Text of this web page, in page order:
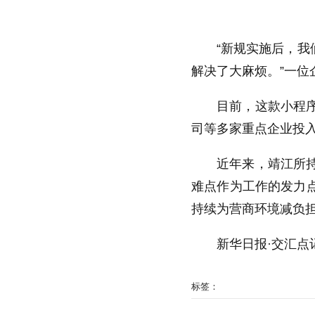
“新规实施后，
解决了大麻烦。”一位
目前，这款小程
司等多家重点企业投
近年来，靖江所
难点作为工作的发力
持续为营商环境减负
新华日报·交汇
标签：